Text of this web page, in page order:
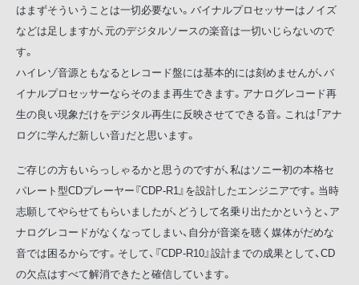
はまずそういうことは一切必要ない。バイナルプロセッサーはノイズ
などは足しますが、元のデジタルソースの楽音は一切いじらないので
す。
ハイレゾ音源ともなるとレコード盤には基本的には刻めませんが、バ
イナルプロセッサーならそのまま再生できます。アナログレコード再
生の良い現象だけをデジタル再生に反映させてできる音。これは「アナ
ログに学んだ新しい音」だと思います。
ご存じの方もいらっしゃるかと思うのですが、私はソニー初の本格セ
パレート型CDプレーヤー『CDP-R1』を設計したエンジニアです。当時
志願してやらせてもらいましたが、どうして名乗り出たかというと、ア
ナログレコードがなくなってしまい、自分が音楽を聴く媒体がだめな
音では困るからです。そして、『CDP-R10』設計までの成果として、CD
の欠点はすべて解消できたと確信しています。